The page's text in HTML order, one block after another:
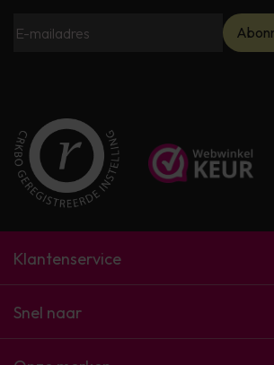
Klantenservice
Snel naar